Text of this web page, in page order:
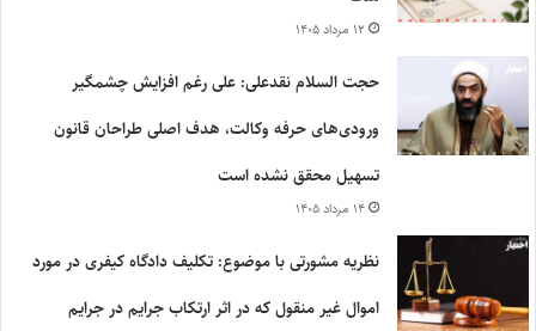
۱۲ مرداد ۱۴۰۵
حجت السلام نقدعلی: علی رغم افزایش چشمگیر
ورودی‌های حرفه وکالت، هدف اصلی طراحان قانون
تسهیل محقق نشده است
۱۴ مرداد ۱۴۰۵
نظریه مشورتی با موضوع: تکلیف دادگاه کیفری در مورد
اموال غیر منقول که در اثر ارتکاب جرایم در جرایم